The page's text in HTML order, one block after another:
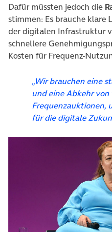
Dafür müssten jedoch die
stimmen: Es brauche klare
der digitalen Infrastruktur
schnellere
Kosten für Frequenz-
„Wir brauchen eine
und eine Abkehr
Frequenzauktionen,
für die digitale